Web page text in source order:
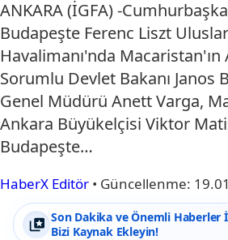
ANKARA (İGFA) -
Budapeşte Ferenc Liszt
Havalimanı'nda
Sorumlu Devlet Bakanı Janos
Genel Müdürü Anett Varga,
Ankara Büyükelçisi Viktor
Budapeşte…
HaberX Editör • Güncellenme:
Son Dakika ve Önemli Haberler
Bizi Kaynak Ekleyin!